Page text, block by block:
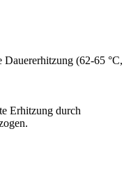
(62-65 °C,
Erhitzung durch